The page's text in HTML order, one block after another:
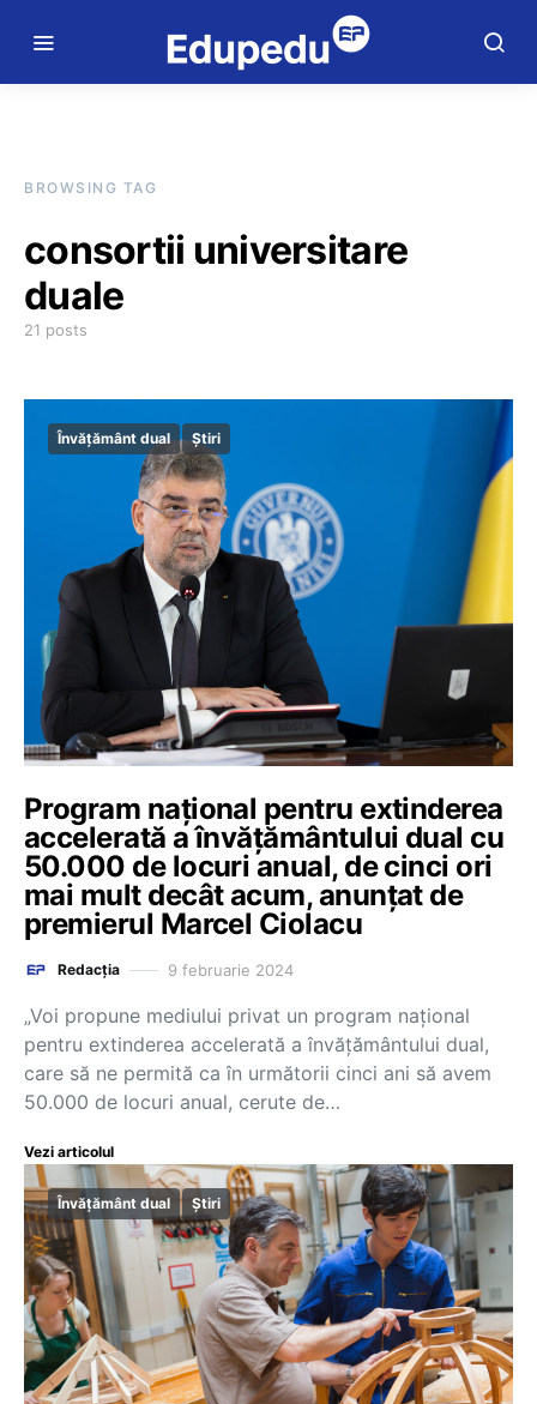
BROWSING TAG
consortii universitare
duale
21 posts
Învățământ dual Știri
Program național pentru extinderea
accelerată a învățământului dual cu
50.000 de locuri anual, de cinci ori
mai mult decât acum, anunțat de
premierul Marcel Ciolacu
Redacția 9 februarie 2024
„Voi propune mediului privat un program național
pentru extinderea accelerată a învățământului dual,
care să ne permită ca în următorii cinci ani să avem
50.000 de locuri anual, cerute de…
Vezi articolul
Învățământ dual Știri